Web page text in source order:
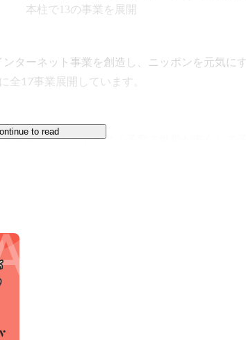
本柱で13の事業を展開
ターネット事業を創造し、ニッポンを元気にす
全17事業展開しています。
境をつくるためには「子育て世帯が安心して子
幼稚園教諭向け転職支援サイト
諭を目指す「学生向け」就職活動情報サイト
の業務支援システム
の職員マネジメントツール
向けのホームページ制作サービス
to read